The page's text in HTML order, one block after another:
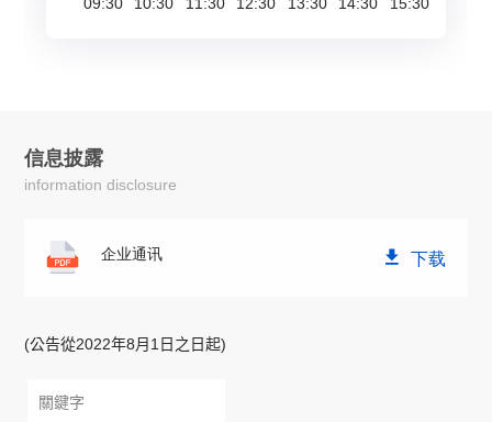
信息披露
information disclosure
企业通讯 下载